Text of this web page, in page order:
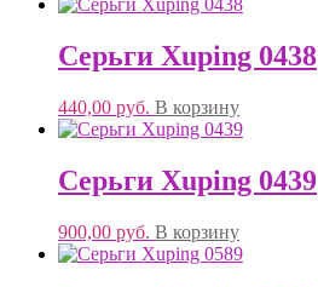
Серьги Xuping 0438
440,00 руб. В корзину
Серьги Xuping 0439
900,00 руб. В корзину